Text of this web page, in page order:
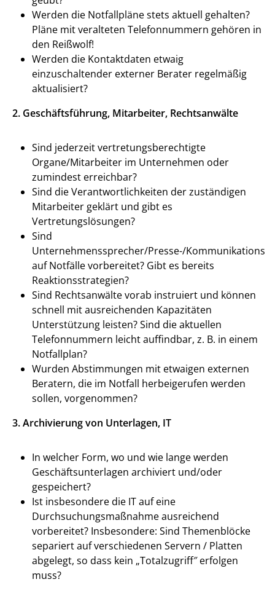
Werden die Notfallpläne stets aktuell gehalten?
Pläne mit veralteten Telefonnummern gehören in
den Reißwolf!
Werden die Kontaktdaten etwaig
einzuschaltender externer Berater regelmäßig
aktualisiert?
2. Geschäftsführung, Mitarbeiter, Rechtsanwälte
Sind jederzeit vertretungsberechtigte
Organe/Mitarbeiter im Unternehmen oder
zumindest erreichbar?
Sind die Verantwortlichkeiten der zuständigen
Mitarbeiter geklärt und gibt es
Vertretungslösungen?
Sind
Unternehmenssprecher/Presse-/
auf Notfälle vorbereitet? Gibt es bereits
Reaktionsstrategien?
Sind Rechtsanwälte vorab instruiert und können
schnell mit ausreichenden Kapazitäten
Unterstützung leisten? Sind die aktuellen
Telefonnummern leicht auffindbar, z. B. in einem
Notfallplan?
Wurden Abstimmungen mit etwaigen externen
Beratern, die im Notfall herbeigerufen werden
sollen, vorgenommen?
3. Archivierung von Unterlagen, IT
In welcher Form, wo und wie lange werden
Geschäftsunterlagen archiviert und/oder
gespeichert?
Ist insbesondere die IT auf eine
Durchsuchungsmaßnahme ausreichend
vorbereitet? Insbesondere: Sind Themenblöcke
separiert auf verschiedenen Servern / Platten
abgelegt, so dass kein „Totalzugriff″ erfolgen
muss?